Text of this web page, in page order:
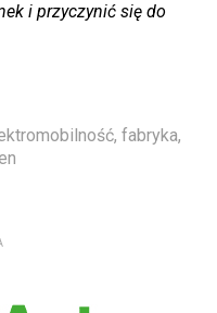
i przyczynić się do
, fabryka,